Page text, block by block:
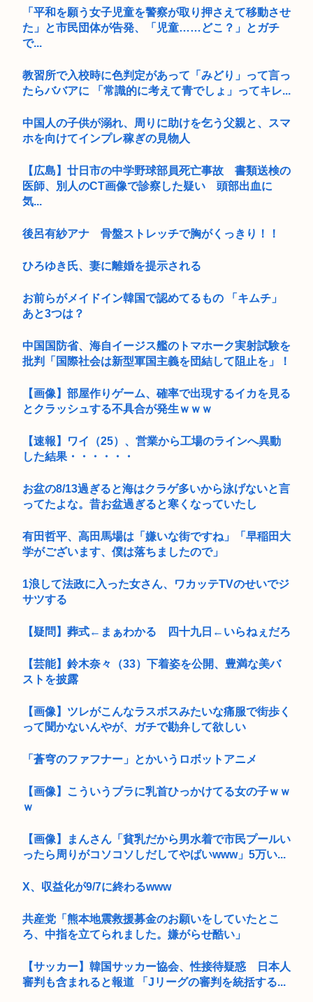
「平和を願う女子児童を警察が取り押さえて移動させ
た」と市民団体が告発、「児童……どこ？」とガチ
で...
教習所で入校時に色判定があって「みどり」って言っ
たらババアに 「常識的に考えて青でしょ」ってキレ...
中国人の子供が溺れ、周りに助けを乞う父親と、スマ
ホを向けてインプレ稼ぎの見物人
【広島】廿日市の中学野球部員死亡事故 書類送検の
医師、別人のCT画像で診察した疑い 頭部出血に
気...
後呂有紗アナ 骨盤ストレッチで胸がくっきり！！
ひろゆき氏、妻に離婚を提示される
お前らがメイドイン韓国で認めてるもの 「キムチ」
あと3つは？
中国国防省、海自イージス艦のトマホーク実射試験を
批判「国際社会は新型軍国主義を団結して阻止を」！
【画像】部屋作りゲーム、確率で出現するイカを見る
とクラッシュする不具合が発生ｗｗｗ
【速報】ワイ（25）、営業から工場のラインへ異動
した結果・・・・・・
お盆の8/13過ぎると海はクラゲ多いから泳げないと言
ってたよな。昔お盆過ぎると寒くなっていたし
有田哲平、高田馬場は「嫌いな街ですね」「早稲田大
学がございます、僕は落ちましたので」
1浪して法政に入った女さん、ワカッテTVのせいでジ
サツする
【疑問】葬式←まぁわかる 四十九日←いらねぇだろ
【芸能】鈴木奈々（33）下着姿を公開、豊満な美バ
ストを披露
【画像】ツレがこんなラスボスみたいな痛服で街歩く
って聞かないんやが、ガチで勘弁して欲しい
「蒼穹のファフナー」とかいうロボットアニメ
【画像】こういうブラに乳首ひっかけてる女の子ｗｗ
ｗ
【画像】まんさん「貧乳だから男水着で市民プールい
ったら周りがコソコソしだしてやばいwww」5万い...
X、収益化が9/7に終わるwww
共産党「熊本地震救援募金のお願いをしていたとこ
ろ、中指を立てられました。嫌がらせ酷い」
【サッカー】韓国サッカー協会、性接待疑惑 日本人
審判も含まれると報道 「Jリーグの審判を統括する...